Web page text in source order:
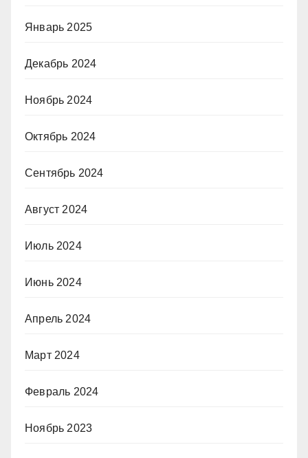
Январь 2025
Декабрь 2024
Ноябрь 2024
Октябрь 2024
Сентябрь 2024
Август 2024
Июль 2024
Июнь 2024
Апрель 2024
Март 2024
Февраль 2024
Ноябрь 2023